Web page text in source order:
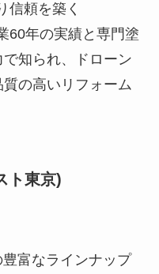
信頼を築く
60年の実績と専門塗
知られ、ドローン
の高いリフォーム
ト東京)
富なラインナップ